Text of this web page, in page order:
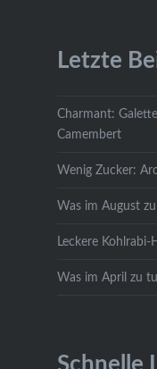
Letzte
Charmant:
Camembert
Wenig Zucker:
Was im August
Leckere
Was im April zu